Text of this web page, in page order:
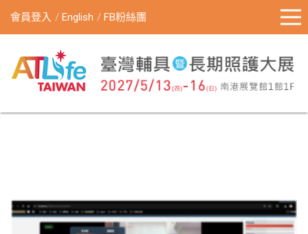
會員登入 English FB粉絲團